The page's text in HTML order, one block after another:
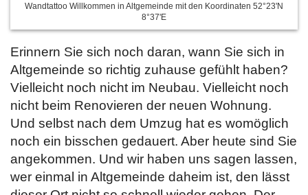
Wandtattoo Willkommen in Altgemeinde mit den Koordinaten 52°23'N
8°37'E
Erinnern Sie sich noch daran, wann Sie sich in
Altgemeinde so richtig zuhause gefühlt haben?
Vielleicht noch nicht im Neubau. Vielleicht noch
nicht beim Renovieren der neuen Wohnung.
Und selbst nach dem Umzug hat es womöglich
noch ein bisschen gedauert. Aber heute sind Sie
angekommen. Und wir haben uns sagen lassen,
wer einmal in Altgemeinde daheim ist, den lässt